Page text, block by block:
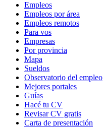
Empleos
Empleos por área
Empleos remotos
Para vos
Empresas
Por provincia
Mapa
Sueldos
Observatorio del empleo
Mejores portales
Guías
Hacé tu CV
Revisar CV gratis
Carta de presentación